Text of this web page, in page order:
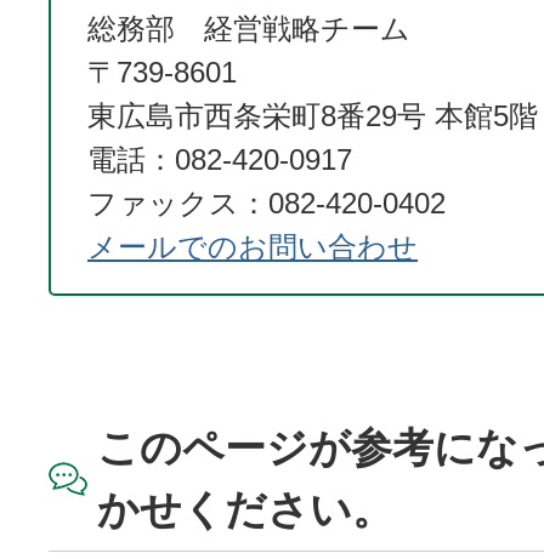
総務部 経営戦略チーム
〒739-8601
東広島市西条栄町8番29号 本館5階
電話：082-420-0917
ファックス：082-420-0402
メールでのお問い合わせ
このページが参考にな
かせください。